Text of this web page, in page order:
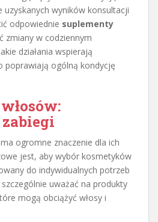
uzyskanych wyników konsultacji
odpowiednie suplementy
zmiany w codziennym
działania wspierają
poprawiają ogólną kondycję
ma ogromne znaczenie dla ich
jest, aby wybór kosmetyków
do indywidualnych potrzeb
uważać na produkty
mogą obciążyć włosy i